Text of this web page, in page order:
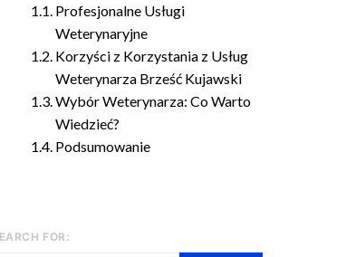
Profesjonalne Usługi
Weterynaryjne
Korzyści z Korzystania z Usług
Weterynarza Brześć Kujawski
Wybór Weterynarza: Co Warto
Wiedzieć?
Podsumowanie
FOR: